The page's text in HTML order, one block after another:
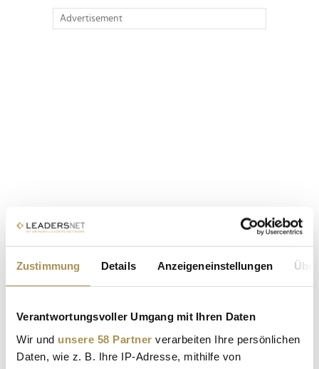
Zustimmung Details Anzeigeneinstellungen
Verantwortungsvoller Umgang mit Ihren Daten
Wir und unsere 58 Partner verarbeiten Ihre persönlichen
Daten, wie z. B. Ihre IP-Adresse, mithilfe von
Advertisement